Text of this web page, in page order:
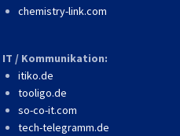
chemistry-link.com
IT / Kommunikation:
itiko.de
tooligo.de
so-co-it.com
tech-telegramm.de